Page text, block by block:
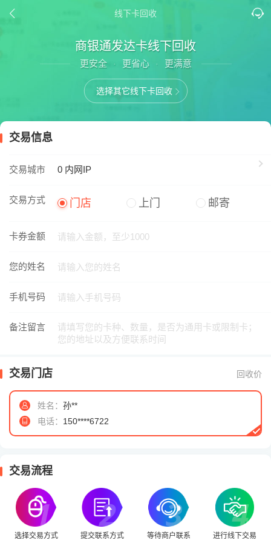
线下卡回收
商银通发达卡线下回收
更安全 · 更省心 · 更满意
选择其它线下卡回收
交易信息
交易城市 0 内网IP
交易方式 门店 上门 邮寄
卡券金额
您的姓名
手机号码
备注留言
交易门店 回收价
姓名： 孙**
电话： 150****6722
交易流程
选择交易方式 提交联系方式 等待商户联系 进行线下交易